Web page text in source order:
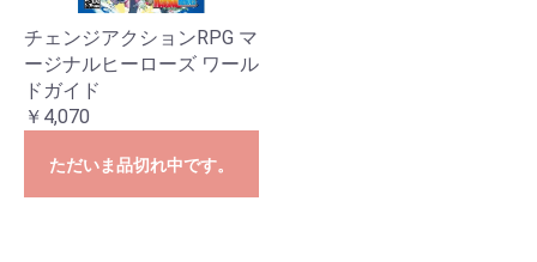
チェンジアクションRPG マ
ージナルヒーローズ ワール
ドガイド
￥4,070
ただいま品切れ中です。